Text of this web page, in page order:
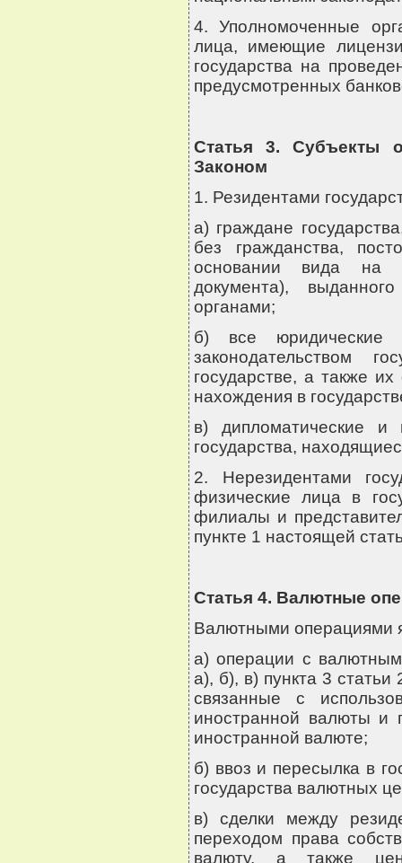
4. Уполномоченные
лица, имеющие
государства на
предусмотренных
Статья 3. Субъекты
Законом
1. Резидентами
а) граждане
без гражданства,
основании вида на
документа),
органами;
б) все юридические
законодательством
государстве, а также
нахождения в
в) дипломатические и
государства,
2. Нерезидентами
физические лица в
филиалы и
пункте 1 настоящей
Статья 4. Валютные
Валютными операциями
а) операции с
а), б), в) пункта 3
связанные с
иностранной валюты и
иностранной валюте;
б) ввоз и пересылка в
государства валютных
в) сделки между
переходом права
валюту, а также